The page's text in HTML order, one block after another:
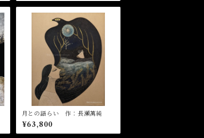
月との語らい 作：長瀬萬純
¥63,800